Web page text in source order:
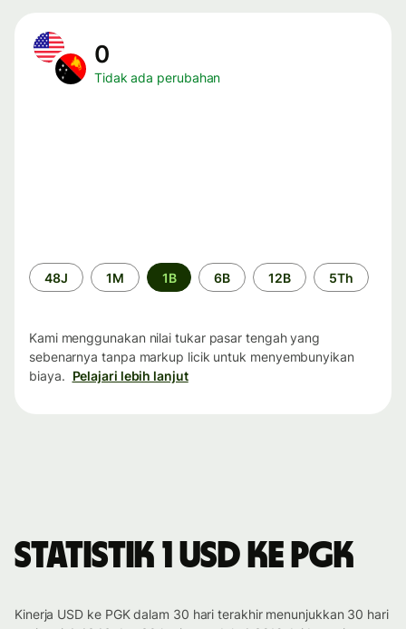
0
Tidak ada perubahan
Periode
waktu
48J 1M 1B 6B 12B 5Th
Kami menggunakan nilai tukar pasar tengah yang
sebenarnya tanpa markup licik untuk menyembunyikan
biaya. Pelajari lebih lanjut
Statistik 1 USD ke PGK
Kinerja USD ke PGK dalam 30 hari terakhir menunjukkan 30 hari